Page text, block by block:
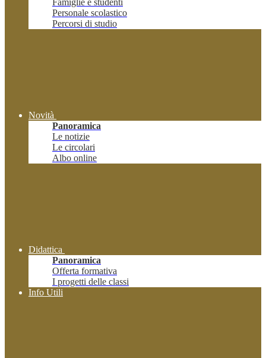
Famiglie e studenti
Personale scolastico
Percorsi di studio
Novità
Panoramica
Le notizie
Le circolari
Albo online
Didattica
Panoramica
Offerta formativa
I progetti delle classi
Info Utili